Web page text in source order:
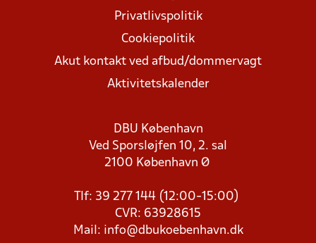
Privatlivspolitik
Cookiepolitik
Akut kontakt ved afbud/dommervagt
Aktivitetskalender
DBU København
Ved Sporsløjfen 10, 2. sal
2100 København Ø
Tlf: 39 277 144 (12:00-15:00)
CVR: 63928615
Mail: info@dbukoebenhavn.dk